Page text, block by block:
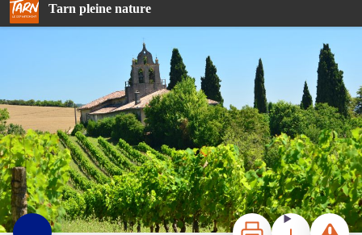
Tarn pleine natureSt Salvy de Coutens - TD - CDRP
ImprimerTéléchargerSignaler